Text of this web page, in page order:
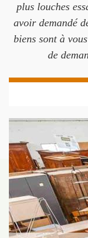
plus louches
avoir demandé
biens sont à
de